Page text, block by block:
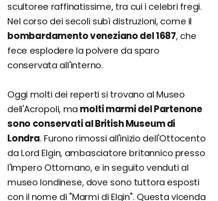
scultoree raffinatissime, tra cui i celebri fregi.
Nel corso dei secoli subì distruzioni, come il
bombardamento veneziano del 1687, che
fece esplodere la polvere da sparo
conservata all'interno.
Oggi molti dei reperti si trovano al Museo
dell'Acropoli, ma molti marmi del Partenone
sono conservati al British Museum di
Londra. Furono rimossi all'inizio dell'Ottocento
da Lord Elgin, ambasciatore britannico presso
l'Impero Ottomano, e in seguito venduti al
museo londinese, dove sono tuttora esposti
con il nome di "Marmi di Elgin". Questa vicenda